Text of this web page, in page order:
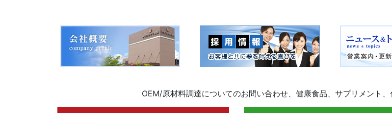
OEM/原材料調達についてのお問い合わせ、健康食品、サプリメント、